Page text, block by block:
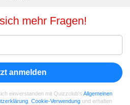
mehr Fragen!
anmelden
einverstanden mit Quizzclub's Allgemeinen
Cookie-Verwendung und erhalten